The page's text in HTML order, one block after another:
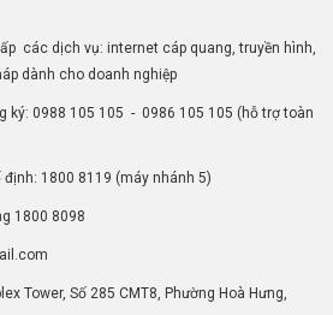
các dịch vụ: internet cáp quang, truyền hình,
dành cho doanh nghiệp
ký: 0988 105 105 - 0986 105 105 (hỗ trợ toàn
định: 1800 8119 (máy nhánh 5)
1800 8098
Tower, Số 285 CMT8, Phường Hoà Hưng,